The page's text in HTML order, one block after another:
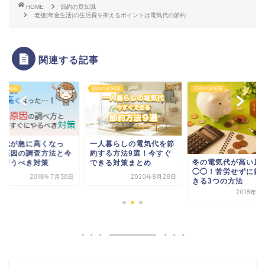
HOME
節約の豆知識
老後(年金生活)の生活費を抑えるポイントは電気代の節約
関連する記事
豆知識
代が急に高くなっ
原因の調査方法と今
行うべき対策
2018年7月30日
節約の豆知識
一人暮らしの電気代を節
約する方法9選！今すぐ
できる対策まとめ
2020年8月28日
節約の豆知識
冬の電気代が高い原
◯◯！苦労せずに節
きる3つの方法
2018年7